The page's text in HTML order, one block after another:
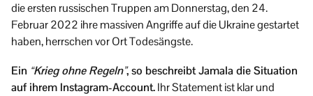
die ersten russischen Truppen am Donnerstag, den 24.
Februar 2022 ihre massiven Angriffe auf die Ukraine gestartet
haben, herrschen vor Ort Todesängste.
Ein “Krieg ohne Regeln”, so beschreibt Jamala die Situation
auf ihrem Instagram-Account.Ihr Statement ist klar und